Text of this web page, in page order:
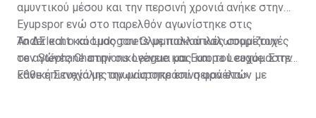
αμυντικού μέσου και την περσινή χρονιά ανήκε στην
Eyupspor ενώ στο παρελθόν αγωνίστηκε στις
Anderlecht και Ludogorets με πολλαπλές συμμετοχές
σε αγώνες Champions League και Europa League. Στην
Εθνική Σενεγάλης αγωνίστηκε επί σειρά ετών με
Το ΔΣ και ο κόσμος του Ολυμπιακού καλωσορίζουν
τον Stéphane στην οικογένεια μας και του ευχόμαστε
κάθε επιτυχία με την μαυροπράσινη φανέλα.»